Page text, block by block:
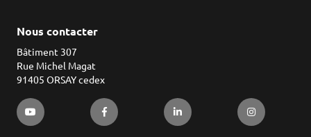
Nous contacter
Bâtiment 307
Rue Michel Magat
91405 ORSAY cedex